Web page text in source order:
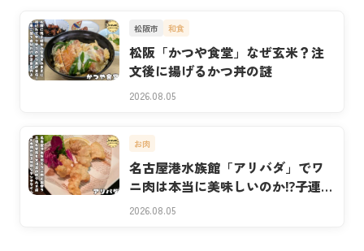
松阪市 和食
松阪「かつや食堂」なぜ玄米？注
文後に揚げるかつ丼の謎
2026.08.05
お肉
名古屋港水族館「アリバダ」でワ
ニ肉は本当に美味しいのか⁉子連れ
実食
2026.08.05